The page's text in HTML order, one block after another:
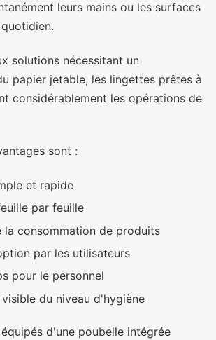
leurs mains ou les surfaces
solutions nécessitant un
papier jetable, les lingettes prêtes à
considérablement les opérations de
sont :
et rapide
par feuille
la consommation de produits
par les utilisateurs
pour le personnel
du niveau d'hygiène
d'une poubelle intégrée